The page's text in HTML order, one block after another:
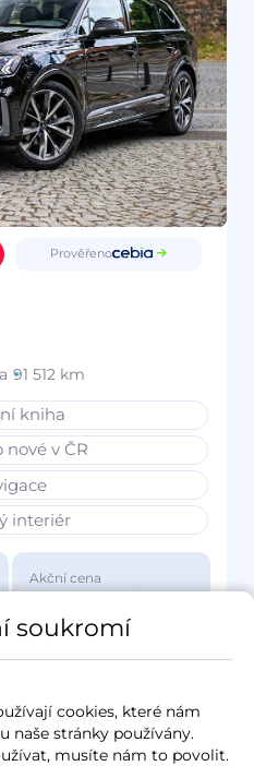
Prověřeno
91 512 km
kniha
nové v ČR
interiér
Akční cena
1 149 000 Kč
soukromí
cookies, které nám
naše stránky používány.
musíte nám to povolit.